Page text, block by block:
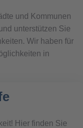
und Kommunen
unterstützen Sie
Wir haben für
in
Hier finden Sie